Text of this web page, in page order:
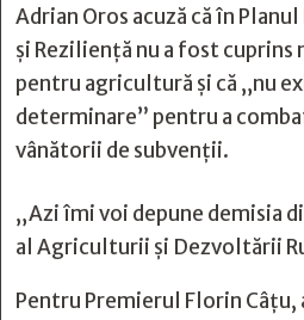
Adrian Oros acuză că în
și Reziliență nu a fost
pentru agricultură și că „nu
determinare” pentru a
vânătorii de subvenții.
„Azi îmi voi depune demisia
al Agriculturii și Dezvoltării
Pentru Premierul Florin